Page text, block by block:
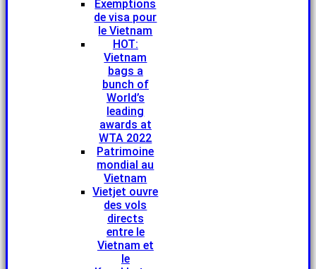
Exemptions
de visa pour
le Vietnam
HOT:
Vietnam
bags a
bunch of
World’s
leading
awards at
WTA 2022
Patrimoine
mondial au
Vietnam
Vietjet ouvre
des vols
directs
entre le
Vietnam et
le